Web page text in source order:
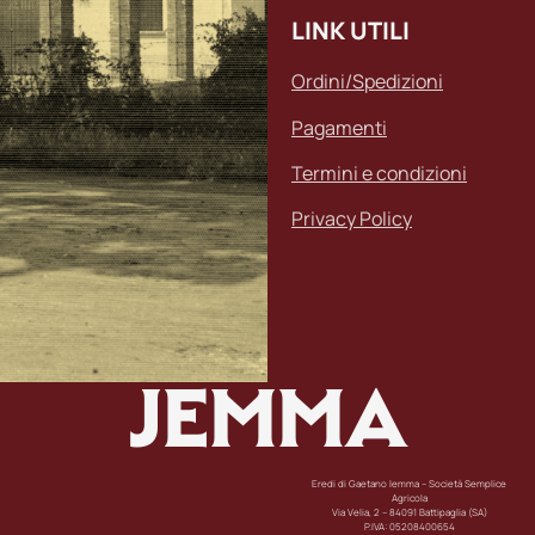
LINK UTILI
Ordini/Spedizioni
Pagamenti
Termini e condizioni
Privacy Policy
JEMMA
Eredi di Gaetano Iemma – Società Semplice
Agricola
Via Velia, 2 – 84091 Battipaglia (SA)
P.IVA: 05208400654